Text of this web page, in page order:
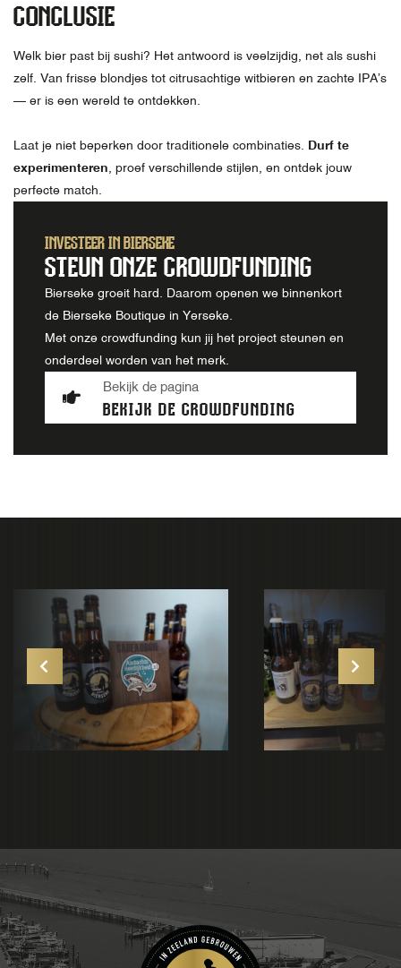
CONCLUSIE
Welk bier past bij sushi? Het antwoord is veelzijdig, net als sushi
zelf. Van frisse blondjes tot citrusachtige witbieren en zachte IPA’s
— er is een wereld te ontdekken.
Laat je niet beperken door traditionele combinaties. Durf te
experimenteren, proef verschillende stijlen, en ontdek jouw
perfecte match.
INVESTEER IN BIERSEKE
STEUN ONZE CROWDFUNDING
Bierseke groeit hard. Daarom openen we binnenkort
de Bierseke Boutique in Yerseke.
Met onze crowdfunding kun jij het project steunen en
onderdeel worden van het merk.
Bekijk de pagina
BEKIJK DE CROWDFUNDING